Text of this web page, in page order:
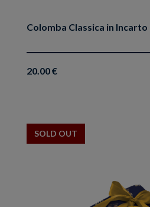
Colomba Classica in Incarto
20.00 €
SOLD OUT